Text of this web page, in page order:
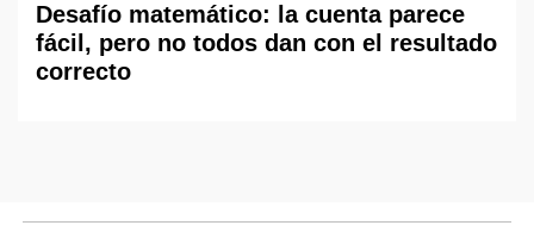
Desafío matemático: la cuenta parece
fácil, pero no todos dan con el resultado
correcto